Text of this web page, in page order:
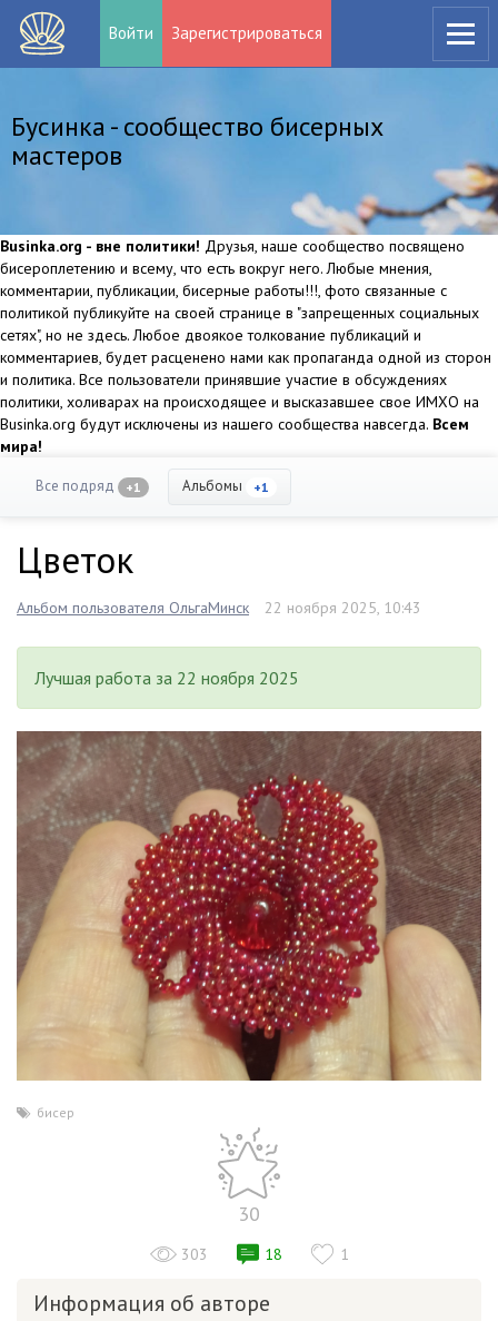
Войти Зарегистрироваться
Бусинка - сообщество бисерных
мастеров
Businka.org - вне политики! Друзья, наше сообщество посвящено
бисероплетению и всему, что есть вокруг него. Любые мнения,
комментарии, публикации, бисерные работы!!!, фото связанные с
политикой публикуйте на своей странице в "запрещенных социальных
сетях", но не здесь. Любое двоякое толкование публикаций и
комментариев, будет расценено нами как пропаганда одной из сторон
и политика. Все пользователи принявшие участие в обсуждениях
политики, холиварах на происходящее и высказавшее свое ИМХО на
Businka.org будут исключены из нашего сообщества навсегда. Всем
мира!
Все подряд +1 Альбомы +1
Цветок
Альбом пользователя ОльгаМинск 22 ноября 2025, 10:43
Лучшая работа за 22 ноября 2025
бисер
30
303 18 1
Информация об авторе